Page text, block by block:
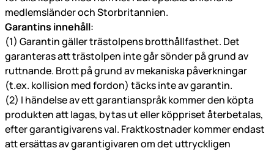
medlemsländer och Storbritannien.
Garantins innehåll:
(1) Garantin gäller trästolpens brotthållfasthet. Det
garanteras att trästolpen inte går sönder på grund av
ruttnande. Brott på grund av mekaniska påverkningar
(t.ex. kollision med fordon) täcks inte av garantin.
(2) I händelse av ett garantianspråk kommer den köpta
produkten att lagas, bytas ut eller köppriset återbetalas,
efter garantigivarens val. Fraktkostnader kommer endast
att ersättas av garantigivaren om det uttryckligen